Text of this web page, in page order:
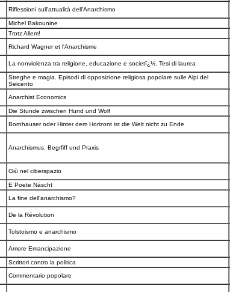
Riflessioni sull'attualità dell'Anarchismo
Michel Bakounine
Trotz Allem!
Richard Wagner et l'Anarchisme
La nonviolenza tra religione, educazione e societï¿½. Tesi di laurea
Streghe e magia. Episodi di opposizione religiosa popolare sulle Alpi del
Seicento
Anarchist Economics
Die Stunde zwischen Hund und Wolf
Bornhauser oder Hinter dem Horizont ist die Welt nicht zu Ende
Anarchismus. Begrfiff und Praxis
Giù nel ciberspazio
E Poete Näscht
La fine dell'anarchismo?
De la Révolution
Tolstoismo e anarchismo
Amore Emancipazione
Scrittori contro la politica
Commentario popolare